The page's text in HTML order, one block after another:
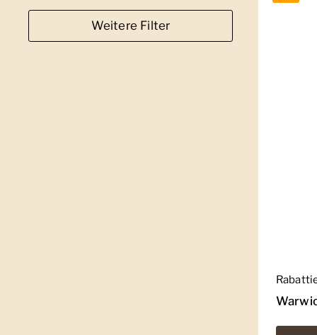
Weitere Filter